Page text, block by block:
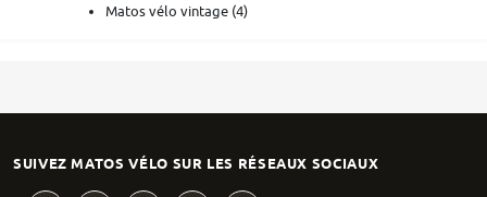
Matos vélo vintage (4)
SUIVEZ MATOS VÉLO SUR LES RÉSEAUX SOCIAUX